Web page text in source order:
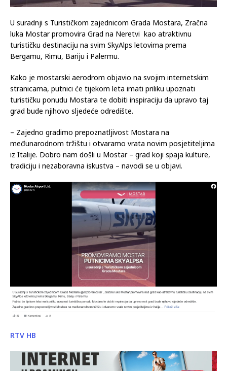
U suradnji s Turističkom zajednicom Grada Mostara, Zračna
luka Mostar promovira Grad na Neretvi kao atraktivnu
turističku destinaciju na svim SkyAlps letovima prema
Bergamu, Rimu, Bariju i Palermu.
Kako je mostarski aerodrom objavio na svojim internetskim
stranicama, putnici će tijekom leta imati priliku upoznati
turističku ponudu Mostara te dobiti inspiraciju da upravo taj
grad bude njihovo sljedeće odredište.
– Zajedno gradimo prepoznatljivost Mostara na
međunarodnom tržištu i otvaramo vrata novim posjetiteljima
iz Italije. Dobro nam došli u Mostar – grad koji spaja kulture,
tradiciju i nezaboravna iskustva – navodi se u objavi.
RTV HB